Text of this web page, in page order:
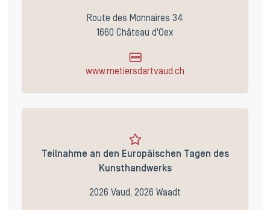
Route des Monnaires 34
1660 Château d'Oex
www.metiersdartvaud.ch
Teilnahme an den Europäischen Tagen des
Kunsthandwerks
2026 Vaud, 2026 Waadt